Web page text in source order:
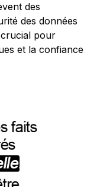
des
des données
pour
et la confiance